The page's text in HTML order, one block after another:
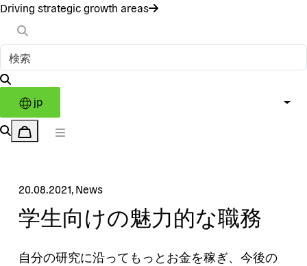
Driving strategic growth areas
jp
20.08.2021, News
学生向けの魅力的な職務
自分の研究に沿ってもっとお金を稼ぎ、今後の